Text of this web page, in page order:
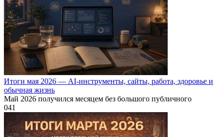
Итоги мая 2026 — AI-инструменты, сайты, работа, здоровье и
обычная жизнь
Май 2026 получился месяцем без большого публичного
041